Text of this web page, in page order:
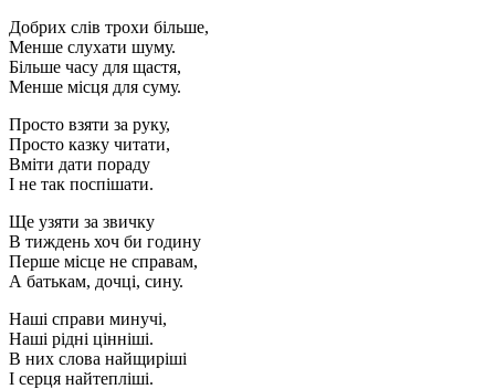
Добрих слів трохи більше,
Менше слухати шуму.
Більше часу для щастя,
Менше місця для суму.
Просто взяти за руку,
Просто казку читати,
Вміти дати пораду
І не так поспішати.
Ще узяти за звичку
В тиждень хоч би годину
Перше місце не справам,
А батькам, дочці, сину.
Наші справи минучі,
Наші рідні цінніші.
В них слова найщиріші
І серця найтепліші.